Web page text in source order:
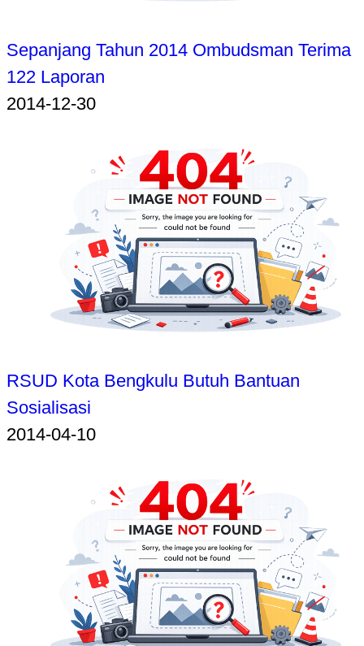
Sepanjang Tahun 2014 Ombudsman Terima
122 Laporan
2014-12-30
RSUD Kota Bengkulu Butuh Bantuan
Sosialisasi
2014-04-10